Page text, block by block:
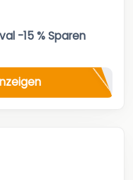
-15 % Sparen